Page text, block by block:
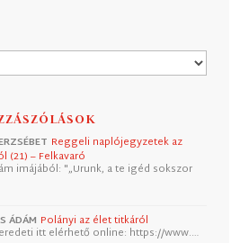
Reggeli naplójegyzetek az
(21) – Felkavaró
imájából: "„Urunk, a te igéd sokszor
ÁDÁM Polányi az élet titkáról
itt elérhető online: https://www.…